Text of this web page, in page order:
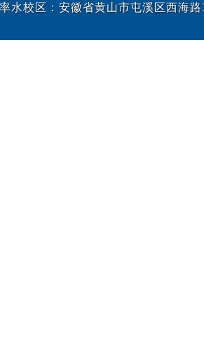
率水校区：安徽省黄山市屯溪区西海